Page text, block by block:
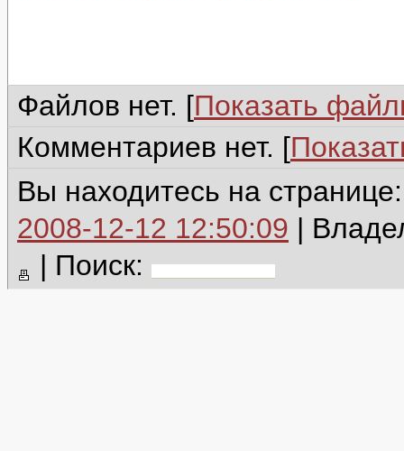
Файлов нет. [Показать
Комментариев нет. [
Вы находитесь на
2008-12-12 12:50:09 |
| Поиск: